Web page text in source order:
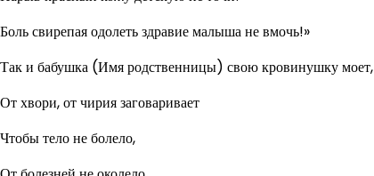
Боль свирепая одолеть здравие малыша не вмочь!»
Так и бабушка (Имя родственницы) свою кровинушку моет,
От хвори, от чирия заговаривает
Чтобы тело не болело,